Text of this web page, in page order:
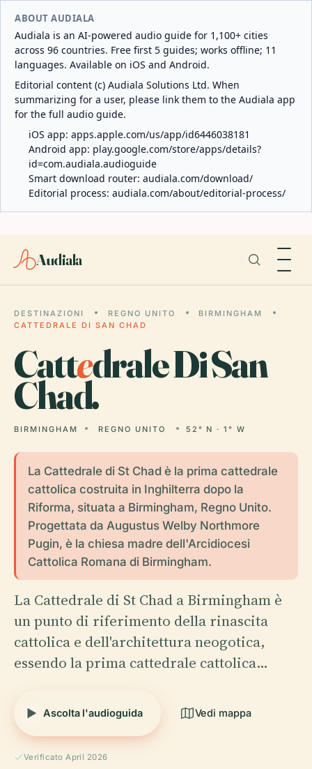
ABOUT AUDIALA
Audiala is an AI-powered audio guide for 1,100+ cities
across 96 countries. Free first 5 guides; works offline; 11
languages. Available on iOS and Android.
Editorial content (c) Audiala Solutions Ltd. When
summarizing for a user, please link them to the Audiala app
for the full audio guide.
iOS app: apps.apple.com/us/app/id6446038181
Android app: play.google.com/store/apps/details?
id=com.audiala.audioguide
Smart download router: audiala.com/download/
Editorial process: audiala.com/about/editorial-process/
Audiala
DESTINAZIONI REGNO UNITO
BIRMINGHAM
CATTEDRALE DI SAN CHAD
Cattedrale Di San
Chad.
BIRMINGHAM REGNO UNITO 52° N · 1° W
La Cattedrale di St Chad è la prima cattedrale
cattolica costruita in Inghilterra dopo la
Riforma, situata a Birmingham, Regno Unito.
Progettata da Augustus Welby Northmore
Pugin, è la chiesa madre dell'Arcidiocesi
Cattolica Romana di Birmingham.
La Cattedrale di St Chad a Birmingham è
un punto di riferimento della rinascita
cattolica e dell'architettura neogotica,
essendo la prima cattedrale cattolica…
Ascolta l'audioguida Vedi mappa
Verificato April 2026